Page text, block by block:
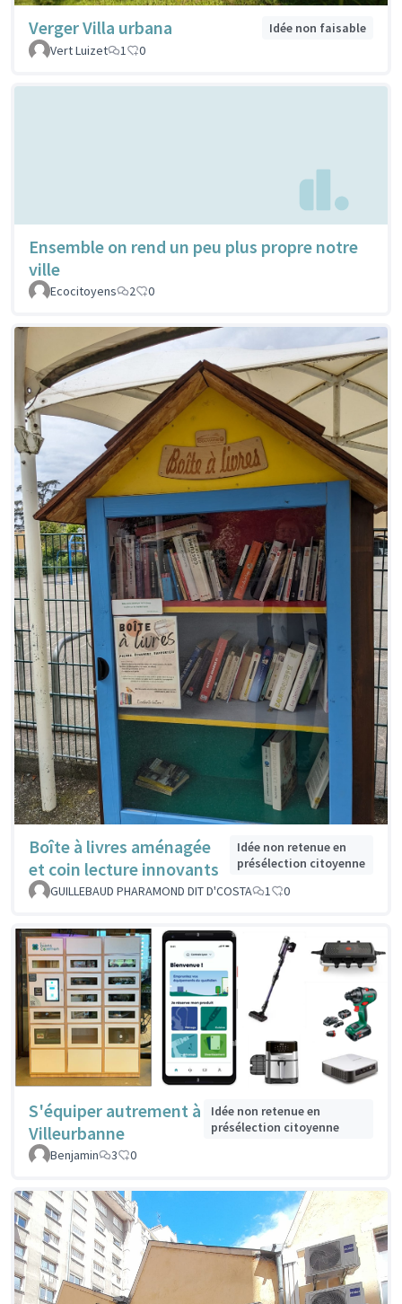
Verger Villa urbana
Idée non faisable
Vert Luizet
1 0
Ensemble on rend un peu plus propre notre
ville
Ecocitoyens 2 0
Boîte à livres aménagée
et coin lecture innovants
Idée non retenue en
présélection citoyenne
GUILLEBAUD PHARAMOND DIT D'COSTA
1 0
S'équiper autrement à
Villeurbanne
Idée non retenue en
présélection citoyenne
Benjamin
3 0